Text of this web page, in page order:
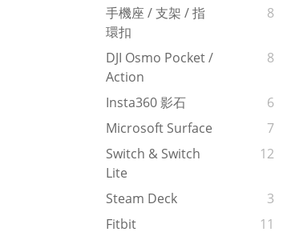
手機座 / 支架 / 指
環扣
8
DJI Osmo Pocket /
Action
8
Insta360 影石
6
Microsoft Surface
7
Switch & Switch
Lite
12
Steam Deck
3
Fitbit
11